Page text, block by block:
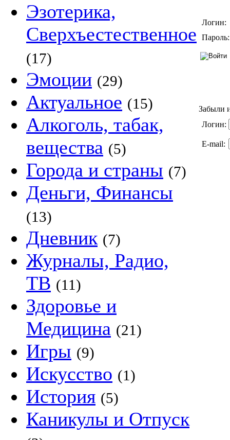
Эзотерика,
Сверхъестественное
(17)
Эмоции (29)
Актуальное (15)
Алкоголь, табак,
вещества (5)
Города и страны (7)
Деньги, Финансы
(13)
Дневник (7)
Журналы, Радио,
ТВ (11)
Здоровье и
Медицина (21)
Игры (9)
Искусство (1)
История (5)
Каникулы и Отпуск
Логин:
Пароль:
Забыли
Логин:
E-mail: